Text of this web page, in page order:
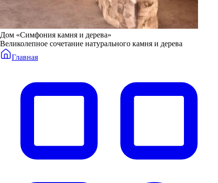
Дом «Симфония камня и дерева»
Великолепное сочетание натурального камня и дерева
Главная